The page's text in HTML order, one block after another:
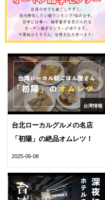
台湾情報
台北ローカルグルメの名店
「初陽」の絶品オムレツ！
2025-06-08